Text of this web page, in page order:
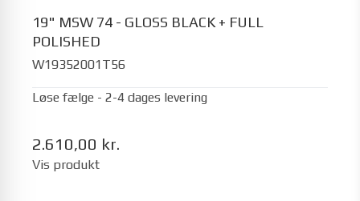
19" MSW 74 - GLOSS BLACK + FULL
POLISHED
W19352001T56
Løse fælge - 2-4 dages levering
2.610,00 kr.
Vis produkt